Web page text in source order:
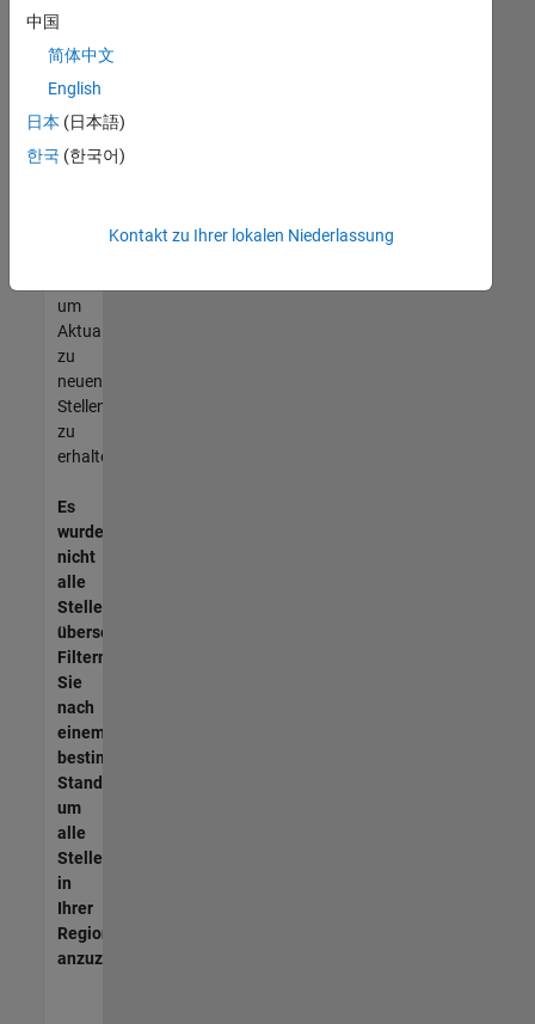
können,
die
Ihren
entsprechen,
werden
unseres
um
Aktualisierungen
zu
neuen
Stellenangeboten
zu
erhalten.
Es
wurden
nicht
alle
Stellen
übersetzt.
Filtern
Sie
nach
einem
bestimmten
Standort,
um
alle
Stellenangebote
in
Ihrer
Region
anzuzeigen.
中国
简体中文
English
日本 (日本語)
한국 (한국어)
Kontakt zu Ihrer lokalen Niederlassung